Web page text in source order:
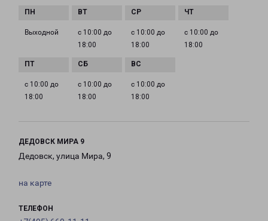
Выходной
с 10:00 до
18:00
с 10:00 до
18:00
с 10:00 до
18:00
с 10:00 до
18:00
с 10:00 до
18:00
с 10:00 до
18:00
ДЕДОВСК МИРА 9
Дедовск, улица Мира, 9
на карте
ТЕЛЕФОН